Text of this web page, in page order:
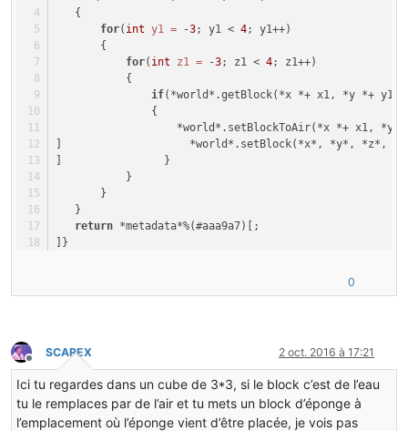
{
for( int y1 = -3; y1 < 4; y1++)
{
for( int z1 = -3; z1 < 4; z1++)
{
if(*world*.getBlock(*x *+ x1, *y *+ y1,
{
*world*.setBlockToAir(*x *+ x1, *y *+ y1,
]                    *world*.setBlock(*x*, *y*, *z*,
]                }
}
}
}
return *metadata*%(#aaa9a7)[;
]}
0
Hors-ligne
SCAREX 2 oct. 2016 à 17:21
Ici tu regardes dans un cube de 3*3, si le block c’est de l’eau
tu le remplaces par de l’air et tu mets un block d’éponge à
l’emplacement où l’éponge vient d’être placée, je vois pas